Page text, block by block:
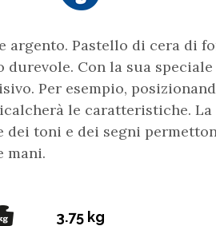
Pastello di cera di
Con la sua
Per esempio,
le caratteristiche. La
toni e dei segni
mani.
3.75 kg